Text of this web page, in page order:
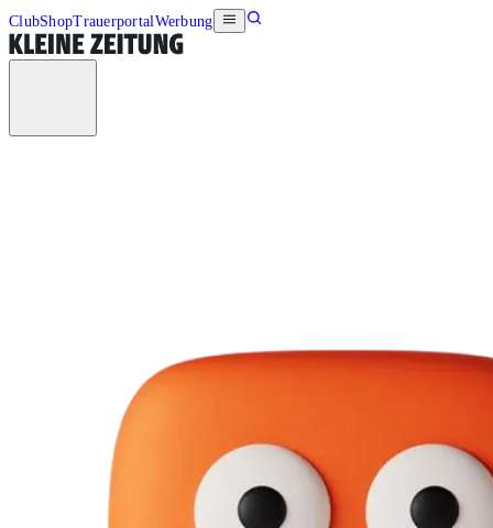
ClubShopTrauerportalWerbung